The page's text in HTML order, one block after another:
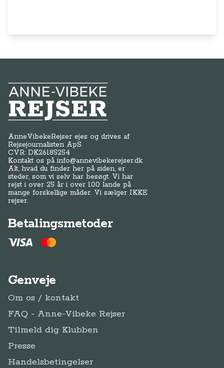
Anne-Vibeke Rejser
AnneVibekeRejser ejes og drives af
Rejsejournalisten ApS
CVR: DK26185254
Kontakt os påinfo@annevibekerejser.dk
Alt, hvad du finder her på siden, er
steder, som vi selv har besøgt. Vi har
rejst i over 25 år i over 100 lande på
mange forskellige måder. Vi sælger IKKE
rejser.
Betalingsmetoder
Genveje
Om os / kontakt
FAQ - Anne-Vibeke Rejser
Tilmeld dig Klubben
Presse
Handelsbetingelser